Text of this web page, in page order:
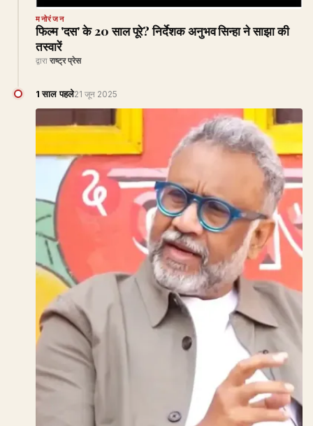
मनोरंजन
फिल्म 'दस' के 20 साल पूरे? निर्देशक अनुभव सिन्हा ने साझा की
तस्वारें
द्वारा राष्ट्र प्रेस
1 साल पहले21 जून 2025